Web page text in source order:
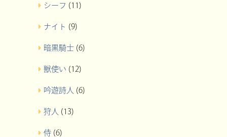
シーフ (11)
ナイト (9)
暗黒騎士 (6)
獣使い (12)
吟遊詩人 (6)
狩人 (13)
侍 (6)